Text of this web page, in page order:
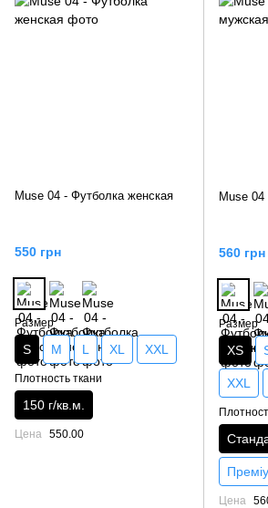
Muse 04 - Футболка женская
550 грн
Размер
S M L XL XXL
Плотность ткани
150 г/кв.м.
Цена 550.00
Muse
560 грн
Размер
XS
XXL
Цена